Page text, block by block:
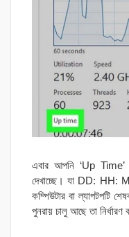
এবার আপনি ‘Up Time’
দেখাচ্ছে। যা DD: HH:
কম্পিউটার বা ল্যাপটপটি
পুনরায় চালু আছে তা নির্ধারণ